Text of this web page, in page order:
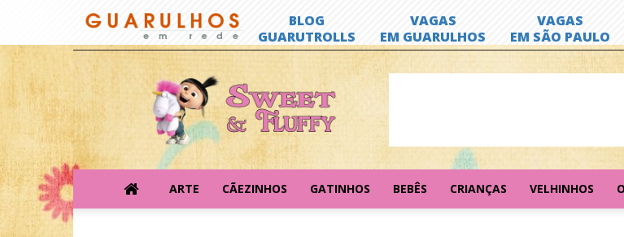
Sweet
&
Fluffy
ARTE CÃEZINHOS GATINHOS BEBÊS CRIANÇAS VELHINHOS